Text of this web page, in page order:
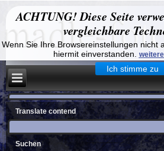
ACHTUNG! Diese Seite
vergleichbare
Wenn Sie Ihre Browsereinstellungen nicht
hiermit einverstanden.
Ich stimme zu
Translate contend
Suchen